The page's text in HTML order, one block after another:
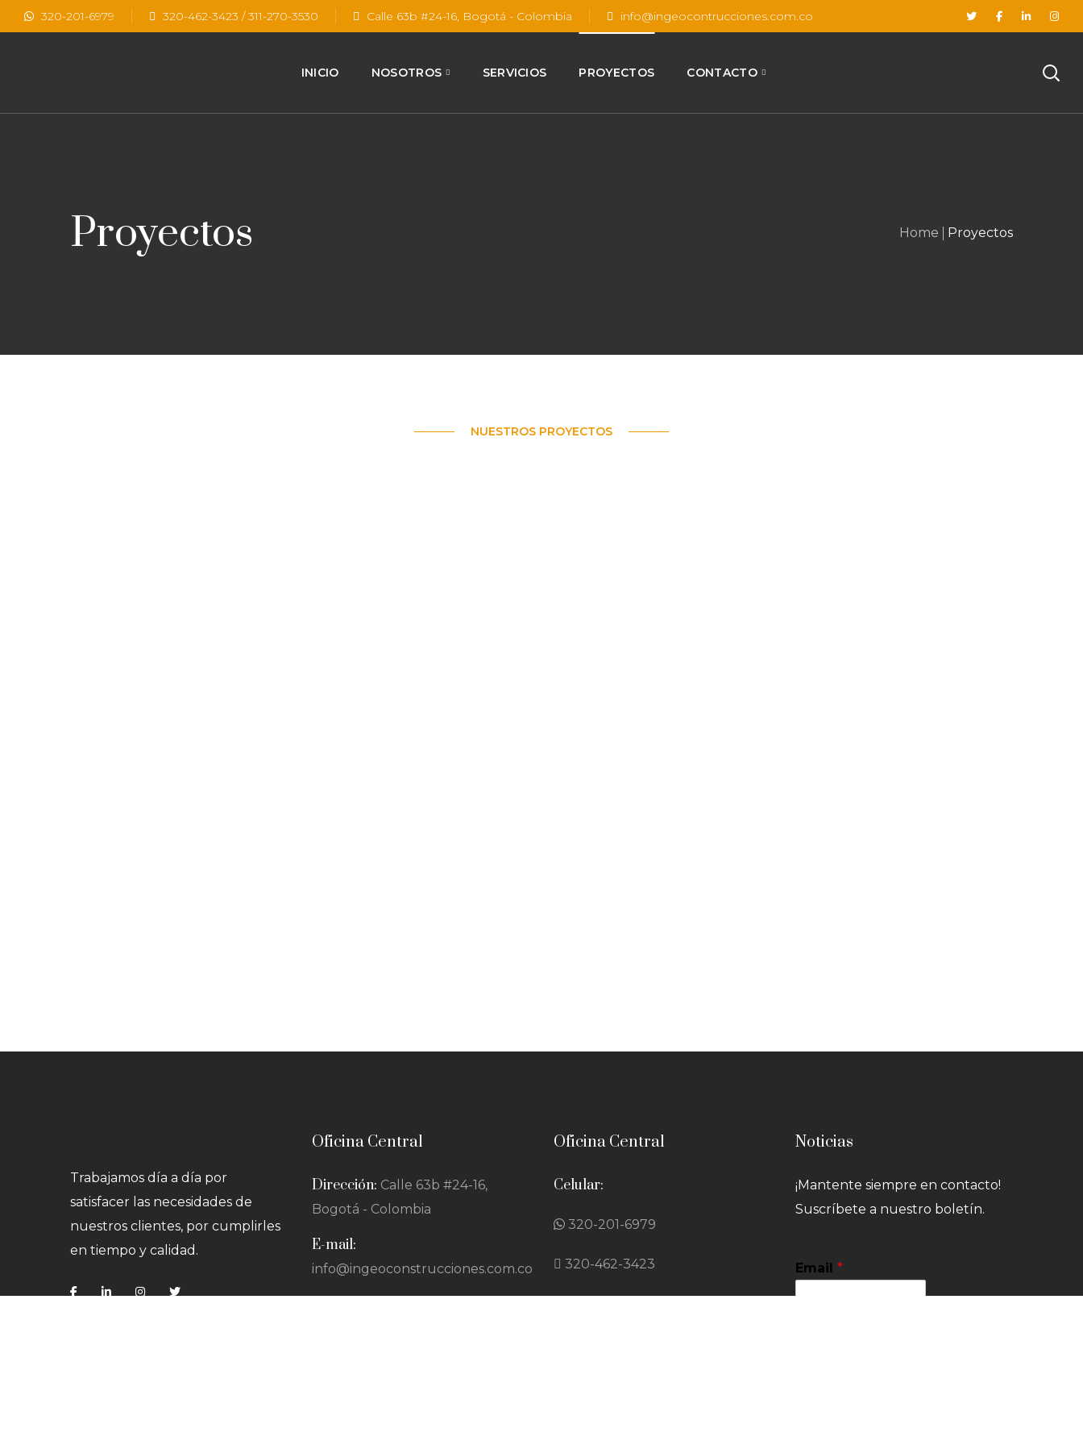
320-201-6979 320-462-3423 / 311-270-3530 Calle 63b #24-16, Bogotá - Colombia info@ingeocontrucciones.com.co
INICIO NOSOTROS SERVICIOS PROYECTOS CONTACTO
Proyectos Home Proyectos
NUESTROS PROYECTOS
Trabajamos día a día por
satisfacer las necesidades de
nuestros clientes, por cumplirles
en tiempo y calidad.
Oficina Central
Dirección: Calle 63b #24-16,
Bogotá - Colombia
E-mail:
info@ingeoconstrucciones.com.co
Oficina Central
Celular:
320-201-6979
320-462-3423
Noticias
¡Mantente siempre en contacto!
Suscríbete a nuestro boletín.
Email *